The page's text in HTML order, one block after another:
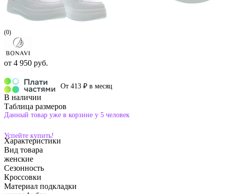
(0)
от 4 950 руб.
От 413 ₽ в месяц
В наличии
Таблица размеров
Данный товар уже в корзине у 5 человек
Успейте купить!
Характеристики
Вид товара
женские
Сезонность
Кроссовки
Материал подкладки